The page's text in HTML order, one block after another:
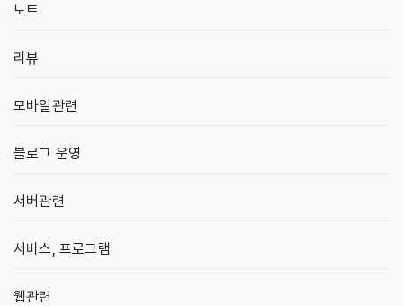
노트
리뷰
모바일관련
블로그 운영
서버관련
서비스, 프로그램
웹관련